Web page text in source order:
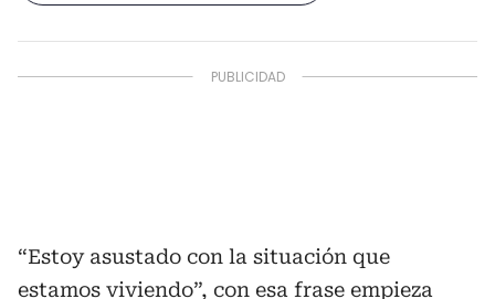
“Estoy asustado con la situación que
estamos viviendo”, con esa frase empieza